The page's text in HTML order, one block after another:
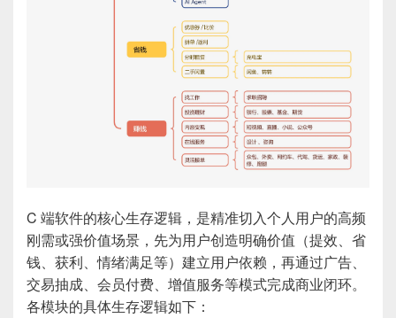
C 端软件的核心生存逻辑，是精准切入个人用户的高频
刚需或强价值场景，先为用户创造明确价值（提效、省
钱、获利、情绪满足等）建立用户依赖，再通过广告、
交易抽成、会员付费、增值服务等模式完成商业闭环。
各模块的具体生存逻辑如下：